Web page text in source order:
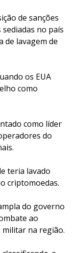
de sanções
no país
de lavagem de
os EUA
como
como líder
do
teria lavado
criptomoedas.
do governo
ao
militar na região.